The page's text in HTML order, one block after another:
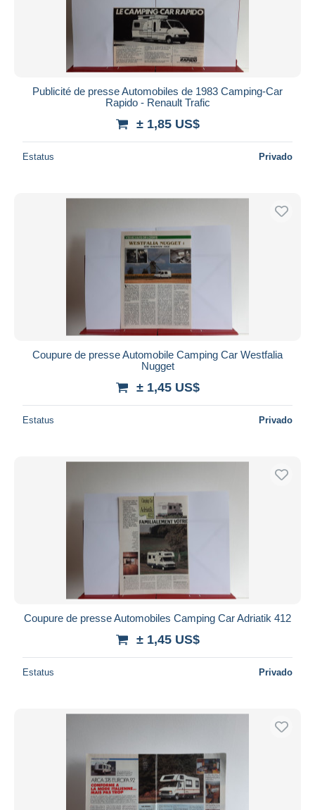
Publicité de presse Automobiles de 1983 Camping-Car
Rapido - Renault Trafic
± 1,85 US$
Estatus Privado
Coupure de presse Automobile Camping Car Westfalia
Nugget
± 1,45 US$
Estatus Privado
Coupure de presse Automobiles Camping Car Adriatik 412
± 1,45 US$
Estatus Privado